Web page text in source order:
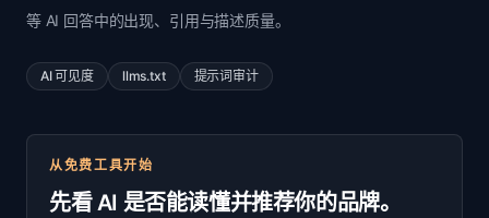
等 AI 回答中的出现、引用与描述质量。
AI 可见度 llms.txt 提示词审计
从免费工具开始
先看 AI 是否能读懂并推荐你的品牌。